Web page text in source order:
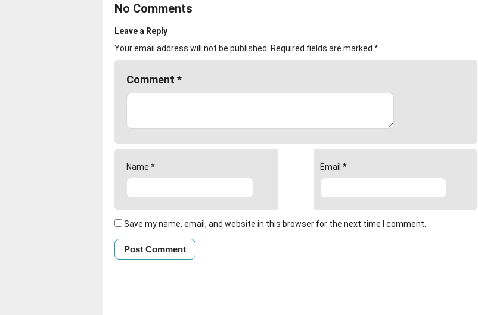
No Comments
Leave a Reply
Your email address will not be published.
Required fields are marked *
Comment *
Name * Email *
Save my name, email, and website in this browser for the next time I comment.